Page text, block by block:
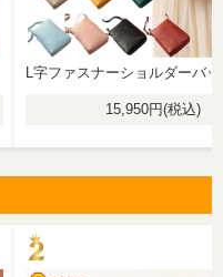
L字ファスナーショルダーバ
15,950円(税込)